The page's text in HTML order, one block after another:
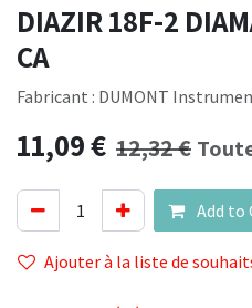
DIAZIR 18F-2
CA
Fabricant : DUMONT
11,09€ 12,32€
Add to
Ajouter à la liste de